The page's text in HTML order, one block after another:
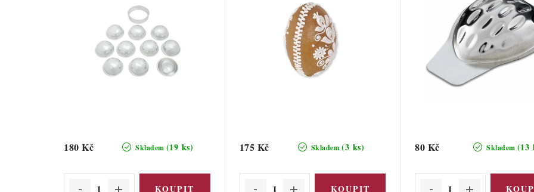
Skladem (19 ks)
180 Kč Skladem(3 ks)
175 Kč Skladem (13
80 Kč